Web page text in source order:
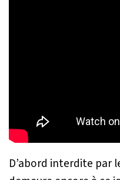
D’abord interdite par